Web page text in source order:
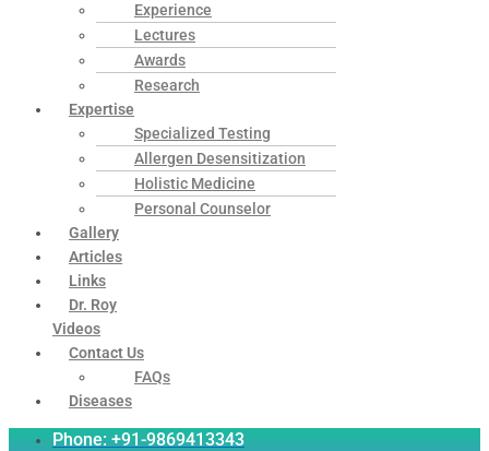
Experience
Lectures
Awards
Research
Expertise
Specialized Testing
Allergen Desensitization
Holistic Medicine
Personal Counselor
Gallery
Articles
Links
Dr. Roy
Videos
Contact Us
FAQs
Diseases
Phone: +91-9869413343